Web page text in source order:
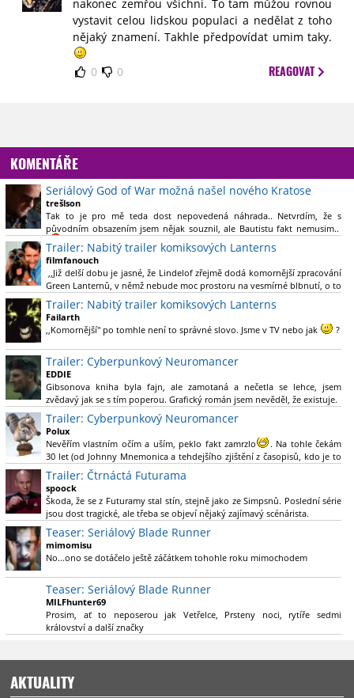
nakonec zemřou všichni. To tam můžou rovnou
vystavit celou lidskou populaci a nedělat z toho
nějaký znamení. Takhle předpovídat umim taky.
0 0 REAGOVAT
KOMENTÁŘE
Seriálový God of War možná našel nového Kratose
trešlson
Tak to je pro mě teda dost nepovedená náhrada.. Netvrdím, že s
původním obsazením jsem nějak souznil, ale Bautistu fakt nemusim..
Trailer: Nabitý trailer komiksových Lanterns
filmfanouch
,,Již delší dobu je jasné, že Lindelof zřejmě dodá komornější zpracování
Green Lanternů, v němž nebude moc prostoru na vesmírné blbnutí, o to
více se ovšem bude moci nová adaptace odprostit třeba od filmového
Green Lanterna s Ryanem Reynoldsem.´´ Co je na tom
nesrozumitelného?
Trailer: Nabitý trailer komiksových Lanterns
Failarth
,,Komornější" po tomhle není to správné slovo. Jsme v TV nebo jak
?
Nebál bych se říct, že to vypadá skvěle jak po stránce kvantity materiálu,
tak i formou.
Výběr Ulricha Tomsena pro mě velké překvapení a velmi zajímavá volba
bravo.
Chandler je lepší a lepší s každou novou scénou.
Komiksy to mají ted´těžké, paradoxně tomu škodí to všechno kolem
(DC nebo MCU to je buřt) , ale nezasloužilo by si to zářez jen kvůli tomu.
Držím tomu palce.
Trailer: Cyberpunkový Neuromancer
EDDIE
Gibsonova kniha byla fajn, ale zamotaná a nečetla se lehce, jsem
zvědavý jak se s tím poperou. Grafický román jsem nevěděl, že existuje.
Trailer: Cyberpunkový Neuromancer
Polux
Nevěřím vlastním očím a uším, peklo fakt zamrzlo
. Na tohle čekám
30 let (od Johnny Mnemonica a tehdejšího zjištění z časopisů, kdo je to
Gibson a co je jeho debutová kniha zač), přičemž 25 let (od Matrixu,
který pojem cyberpunk dostal do povědomí i obyčejného diváka a
nikoliv fanouška žánru) marně doufám, že si po řadě "duchovních
nástupců", kteří přišli poté (Ghost In The Shell, Alita: Battle Angel,
Altered Carbon, Blade Runner 2049, Cyberpunk 2077, atd.), někdo
konečně vzpomene i na bibli cyberpunku, se kterou to všechno začalo.
Teď už nezbývá nic jiného než se tiše modlit a doufat, že to bude stát za
to
. Plus kudos za sázku na seriál a nikoliv film, snad tvůrci tu
Trailer: Čtrnáctá Futurama
spoock
Škoda, že se z Futuramy stal stín, stejně jako ze Simpsnů. Poslední série
jsou dost tragické, ale třeba se objeví nějaký zajímavý scénárista.
Nedávno začala vycházet nová řada Ricka a Mortyho a já z úžasem zjistil,
že se na to dá opět koukat.
Teaser: Seriálový Blade Runner
mimomisu
No...ono se dotáčelo ještě záčátkem tohohle roku mimochodem
Teaser: Seriálový Blade Runner
MILFhunter69
Prosim, ať to neposerou jak Vetřelce, Prsteny noci, rytíře sedmi
království a další značky
AKTUALITY